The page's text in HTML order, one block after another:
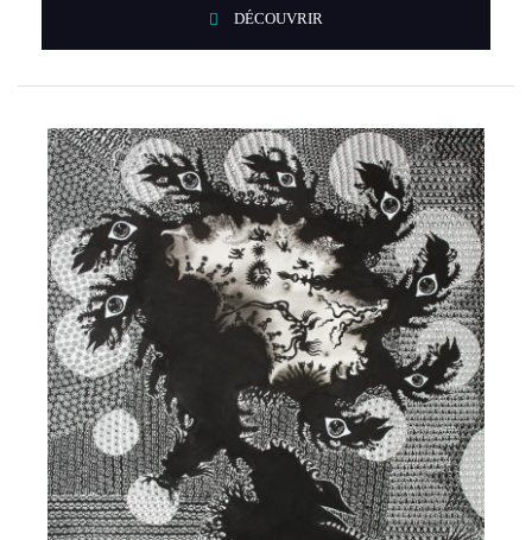
entre 2005 et 2006, puis à la Cité Internationale des Arts à Paris
en Espagne et aux Emirats-Arabes.
l’artiste tunisien Wissem Ben Hassine exprime les profondeurs et
la complexité de la nature humaine. Il aborde des thématiques que
l’humanité a en partage : l’enfance, la famille, la maternité,
l’avenir, l’espace intime. Si ses oeuvres résonnent comme un
potentiel d’avenir où l’enfant trouve une place de choix, elles
présentent aussi une dualité tant par la facture que par les sujets
traités. Sa technique principalement par l’usage de l’encre de
Chine manifeste une certaine radicalité de l’expression artistique,
entre brutalité, sobriété et subtilité. Imprégnant d’eau la toile
brute, le dessin se fait précis puis l’encre fuse et se développe dans
l’espace sous l’impulsion du geste de l’artiste. En dernier lieu,
divers repentis blancs stabilisent ce flux d’énergie et illuminent les
personnages dans l’espace. Le corps, souvent féminin est
omniprésent car il structure l’espace et le construit. Il s’amalgame
parfois pour créer des mondes représentés sous la forme de bulle
ou d’oeuf, tel un état embryonnaire signe d’une vie future. C’est
toute la complexité de la nature humaine qui surgit dans son
oeuvre, entre douceur et dureté, bonheur et tristesse. Son oeuvre a
été exposée tant en France qu'à l’étranger. »
DÉCOUVRIR